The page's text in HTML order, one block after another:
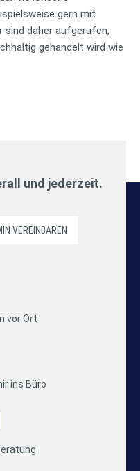
gern mit
sind daher aufgerufen,
gehandelt wird wie
und jederzeit.
VEREINBAREN
vor Ort
ins Büro